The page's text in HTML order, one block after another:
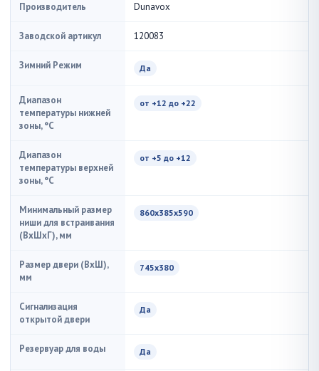
Производитель Dunavox
Заводской артикул 120083
Зимний Режим Да
Диапазон
температуры нижней
зоны, °C
от +12 до +22
Диапазон
температуры верхней
зоны, °C
от +5 до +12
Минимальный размер
ниши для встраивания
(ВxШxГ), мм
860х385х590
Размер двери (ВхШ),
мм
745х380
Сигнализация
открытой двери
Да
Резервуар для воды Да